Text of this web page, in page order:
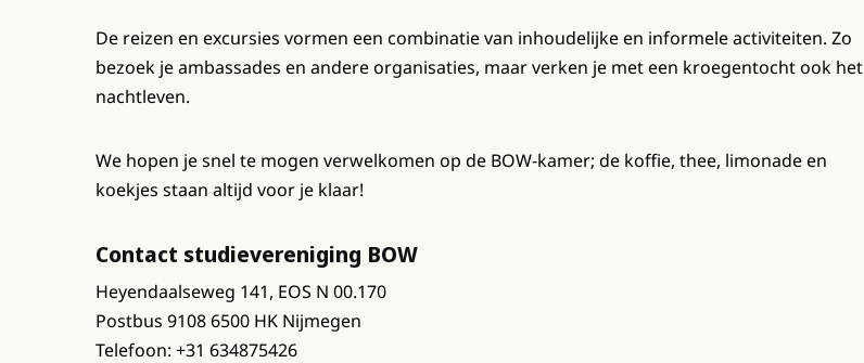
De reizen en excursies vormen een combinatie van inhoudelijke en informele activiteiten. Zo
bezoek je ambassades en andere organisaties, maar verken je met een kroegentocht ook het
nachtleven.
We hopen je snel te mogen verwelkomen op de BOW-kamer; de koffie, thee, limonade en
koekjes staan altijd voor je klaar!
Contact studievereniging BOW
Heyendaalseweg 141, EOS N 00.170
Postbus 9108 6500 HK Nijmegen
Telefoon: +31 634875426